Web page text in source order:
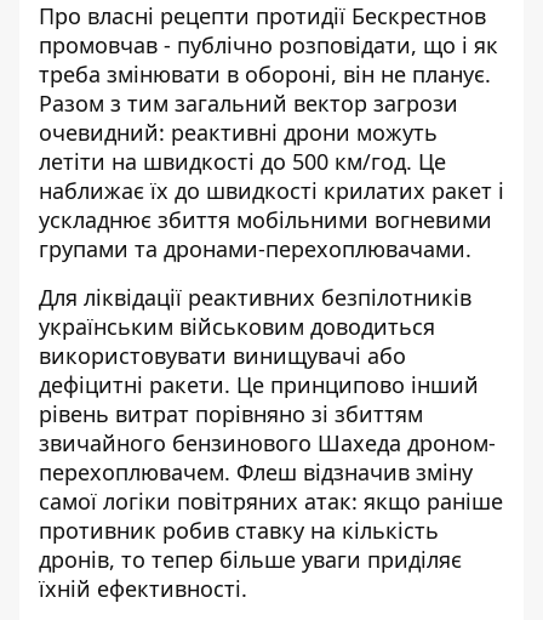
Про власні рецепти протидії Бескрестнов
промовчав - публічно розповідати, що і як
треба змінювати в обороні, він не планує.
Разом з тим загальний вектор загрози
очевидний: реактивні дрони можуть
летіти на швидкості до 500 км/год. Це
наближає їх до швидкості крилатих ракет і
ускладнює збиття мобільними вогневими
групами та дронами-перехоплювачами.
Для ліквідації реактивних безпілотників
українським військовим доводиться
використовувати винищувачі або
дефіцитні ракети. Це принципово інший
рівень витрат порівняно зі збиттям
звичайного бензинового Шахеда дроном-
перехоплювачем. Флеш відзначив зміну
самої логіки повітряних атак: якщо раніше
противник робив ставку на кількість
дронів, то тепер більше уваги приділяє
їхній ефективності.